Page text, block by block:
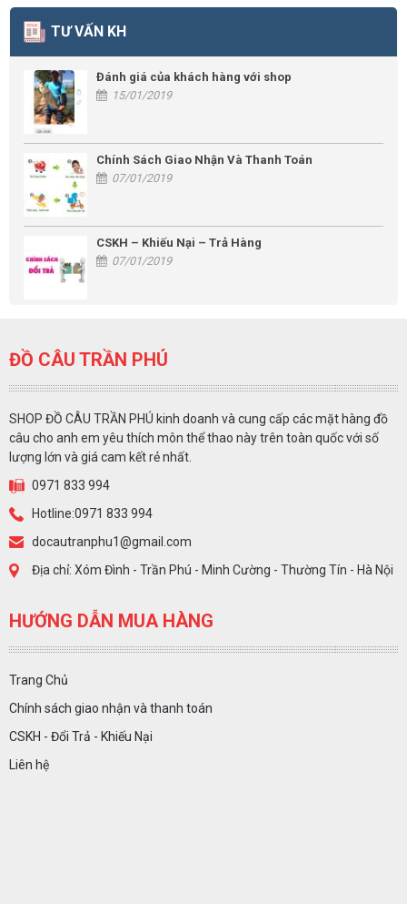
TƯ VẤN KH
Đánh giá của khách hàng với shop
15/01/2019
Chính Sách Giao Nhận Và Thanh Toán
07/01/2019
CSKH – Khiếu Nại – Trả Hàng
07/01/2019
ĐỒ CÂU TRẦN PHÚ
SHOP ĐỒ CÂU TRẦN PHÚ kinh doanh và cung cấp các mặt hàng đồ
câu cho anh em yêu thích môn thể thao này trên toàn quốc với số
lượng lớn và giá cam kết rẻ nhất.
0971 833 994
Hotline:0971 833 994
docautranphu1@gmail.com
Địa chỉ: Xóm Đình - Trần Phú - Minh Cường - Thường Tín - Hà Nội
HƯỚNG DẪN MUA HÀNG
Trang Chủ
Chính sách giao nhận và thanh toán
CSKH - Đổi Trả - Khiếu Nại
Liên hệ